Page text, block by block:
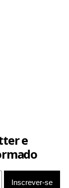
por lobby
nas mãos, os
e